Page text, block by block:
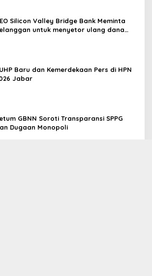
Silicon Valley Bridge Bank Meminta
untuk menyetor ulang dana
Baru dan Kemerdekaan Pers di HPN
Jabar
GBNN Soroti Transparansi SPPG
Dugaan Monopoli